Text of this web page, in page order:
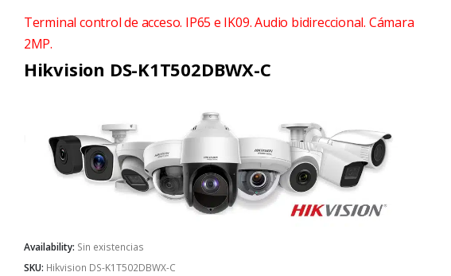
Terminal control de acceso. IP65 e IK09. Audio bidireccional. Cámara
2MP.
Hikvision DS-K1T502DBWX-C
Availability: Sin existencias
SKU: Hikvision DS-K1T502DBWX-C